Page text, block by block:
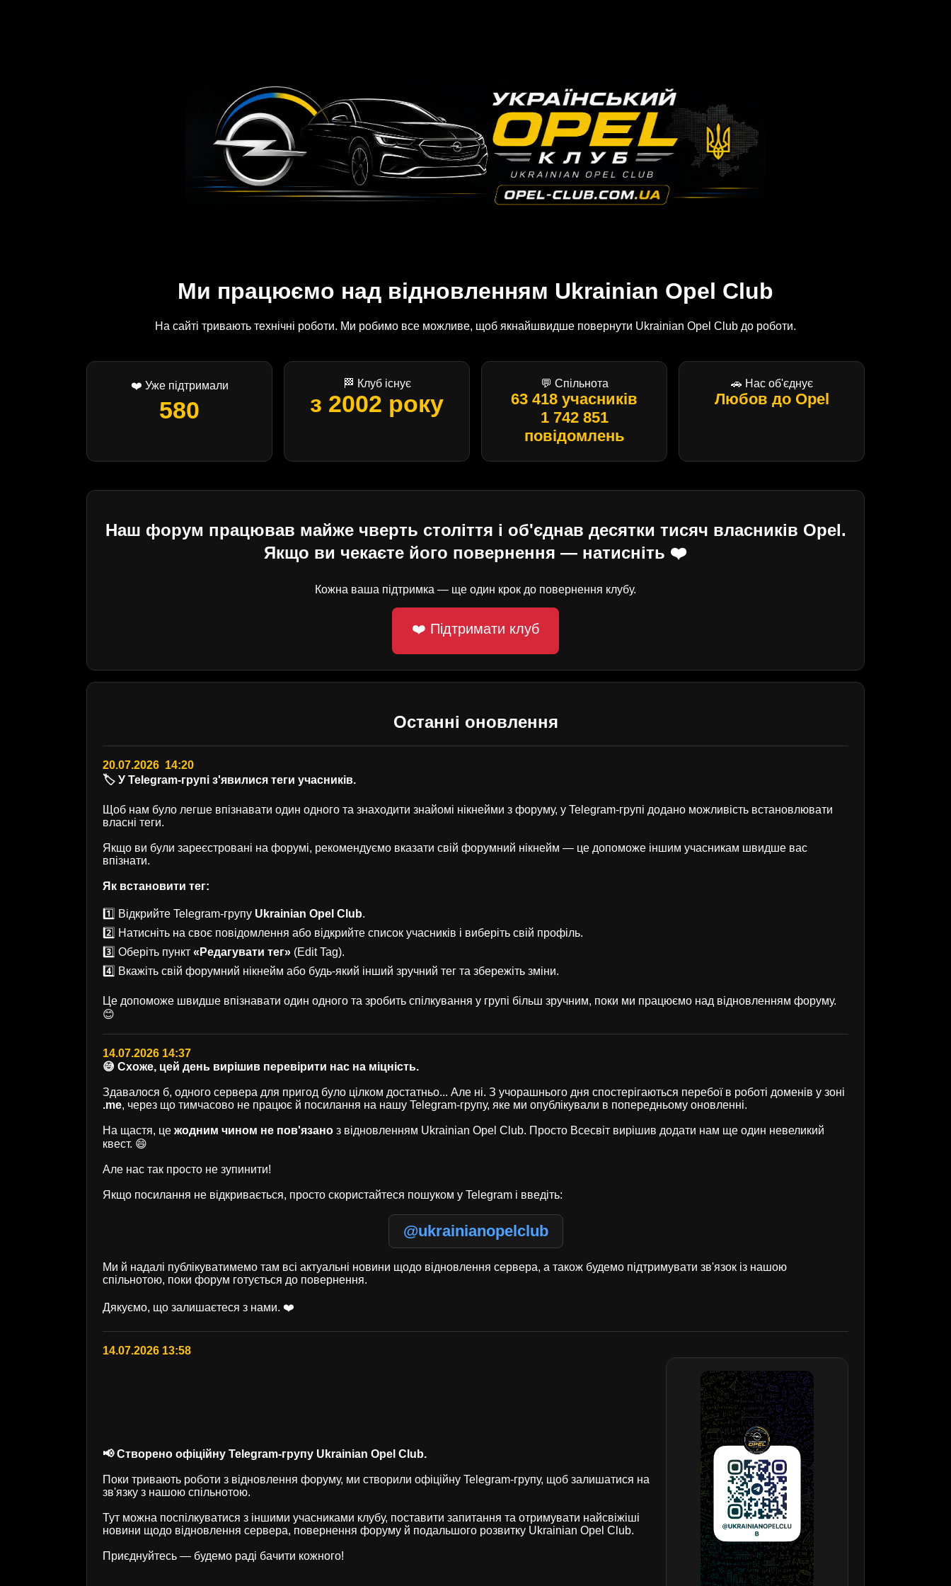
Ми працюємо над відновленням Ukrainian Opel Club
На сайті тривають технічні роботи. Ми робимо все можливе, щоб якнайшвидше повернути Ukrainian Opel Club до роботи.
❤️ Уже підтримали
580
🏁 Клуб існує
з 2002 року
💬 Спільнота
63 418 учасників
1 742 851
повідомлень
🚗 Нас об'єднує
Любов до Opel
Наш форум працював майже чверть століття і об'єднав десятки тисяч власників Opel.
Якщо ви чекаєте його повернення — натисніть ❤️
Кожна ваша підтримка — ще один крок до повернення клубу.
❤️ Підтримати клуб
Останні оновлення
20.07.2026 14:20
🏷️ У Telegram-групі з'явилися теги учасників.
Щоб нам було легше впізнавати один одного та знаходити знайомі нікнейми з форуму, у Telegram-групі додано можливість встановлювати
власні теги.
Якщо ви були зареєстровані на форумі, рекомендуємо вказати свій форумний нікнейм — це допоможе іншим учасникам швидше вас
впізнати.
Як встановити тег:
1️⃣ Відкрийте Telegram-групу Ukrainian Opel Club.
2️⃣ Натисніть на своє повідомлення або відкрийте список учасників і виберіть свій профіль.
3️⃣ Оберіть пункт «Редагувати тег» (Edit Tag).
4️⃣ Вкажіть свій форумний нікнейм або будь-який інший зручний тег та збережіть зміни.
Це допоможе швидше впізнавати один одного та зробить спілкування у групі більш зручним, поки ми працюємо над відновленням форуму.
😊
14.07.2026 14:37
😅 Схоже, цей день вирішив перевірити нас на міцність.
Здавалося б, одного сервера для пригод було цілком достатньо... Але ні. З учорашнього дня спостерігаються перебої в роботі доменів у зоні
.me, через що тимчасово не працює й посилання на нашу Telegram-групу, яке ми опублікували в попередньому оновленні.
На щастя, це жодним чином не пов'язано з відновленням Ukrainian Opel Club. Просто Всесвіт вирішив додати нам ще один невеликий
квест. 😄
Але нас так просто не зупинити!
Якщо посилання не відкривається, просто скористайтеся пошуком у Telegram і введіть:
@ukrainianopelclub
Ми й надалі публікуватимемо там всі актуальні новини щодо відновлення сервера, а також будемо підтримувати зв'язок із нашою
спільнотою, поки форум готується до повернення.
Дякуємо, що залишаєтеся з нами. ❤️
14.07.2026 13:58
📢 Створено офіційну Telegram-групу Ukrainian Opel Club.
Поки тривають роботи з відновлення форуму, ми створили офіційну Telegram-групу, щоб залишатися на
зв'язку з нашою спільнотою.
Тут можна поспілкуватися з іншими учасниками клубу, поставити запитання та отримувати найсвіжіші
новини щодо відновлення сервера, повернення форуму й подальшого розвитку Ukrainian Opel Club.
Приєднуйтесь — будемо раді бачити кожного!